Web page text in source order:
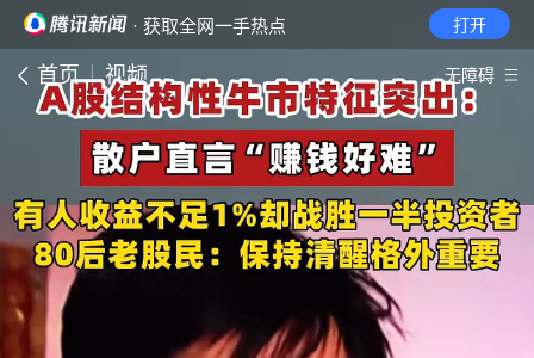
· 获取全网一手热点 打开
首页 视频 无障碍